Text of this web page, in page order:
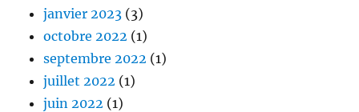
janvier 2023 (3)
octobre 2022 (1)
septembre 2022 (1)
juillet 2022 (1)
juin 2022 (1)